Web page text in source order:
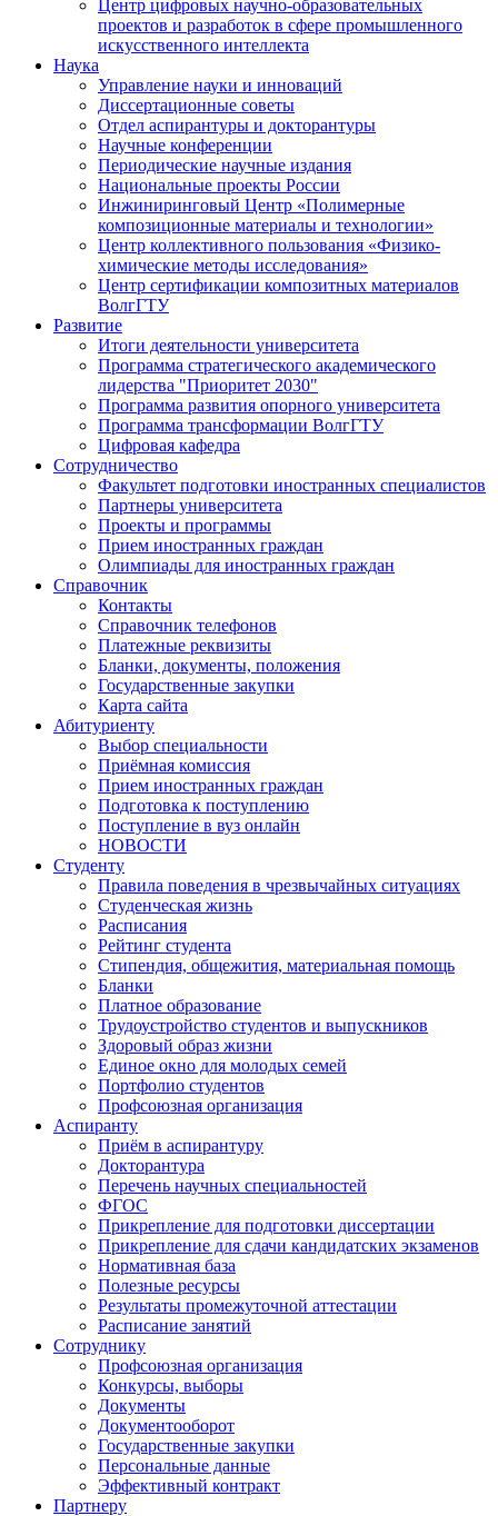
Центр цифровых научно-образовательных
проектов и разработок в сфере промышленного
искусственного интеллекта
Наука
Управление науки и инноваций
Диссертационные советы
Отдел аспирантуры и докторантуры
Научные конференции
Периодические научные издания
Национальные проекты России
Инжиниринговый Центр «Полимерные
композиционные материалы и технологии»
Центр коллективного пользования «Физико-
химические методы исследования»
Центр сертификации композитных материалов
ВолгГТУ
Развитие
Итоги деятельности университета
Программа стратегического академического
лидерства "Приоритет 2030"
Программа развития опорного университета
Программа трансформации ВолгГТУ
Цифровая кафедра
Сотрудничество
Факультет подготовки иностранных специалистов
Партнеры университета
Проекты и программы
Прием иностранных граждан
Олимпиады для иностранных граждан
Справочник
Контакты
Справочник телефонов
Платежные реквизиты
Бланки, документы, положения
Государственные закупки
Карта сайта
Абитуриенту
Выбор специальности
Приёмная комиссия
Прием иностранных граждан
Подготовка к поступлению
Поступление в вуз онлайн
НОВОСТИ
Студенту
Правила поведения в чрезвычайных ситуациях
Студенческая жизнь
Расписания
Рейтинг студента
Стипендия, общежития, материальная помощь
Бланки
Платное образование
Трудоустройство студентов и выпускников
Здоровый образ жизни
Единое окно для молодых семей
Портфолио студентов
Профсоюзная организация
Аспиранту
Приём в аспирантуру
Докторантура
Перечень научных специальностей
ФГОС
Прикрепление для подготовки диссертации
Прикрепление для сдачи кандидатских экзаменов
Нормативная база
Полезные ресурсы
Результаты промежуточной аттестации
Расписание занятий
Сотруднику
Профсоюзная организация
Конкурсы, выборы
Документы
Документооборот
Государственные закупки
Персональные данные
Эффективный контракт
Партнеру